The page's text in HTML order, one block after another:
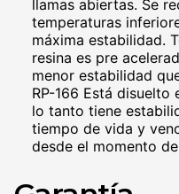
llamas abiertas. Se
temperaturas
máxima estabilidad.
resina es pre
menor estabilidad
RP-166 Está
lo tanto tiene
tiempo de vida y
desde el momento